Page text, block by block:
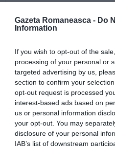
Gazeta Romaneasca - Do
Information
If you wish to opt-out of the
processing of your personal or
targeted advertising by us,
section to confirm your
opt-out request is processed
interest-based ads based on
us or personal information
your opt-out. You may
disclosure of your personal
IAB’s list of downstream